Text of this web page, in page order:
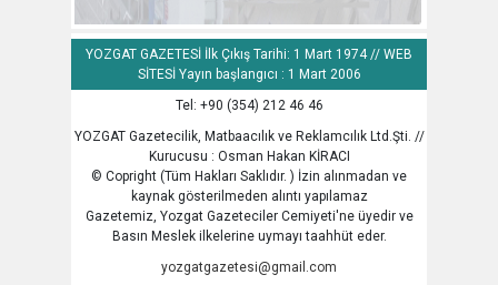
YOZGAT GAZETESİ İlk Çıkış Tarihi: 1 Mart 1974 // WEB
SİTESİ Yayın başlangıcı : 1 Mart 2006
Tel: +90 (354) 212 46 46
YOZGAT Gazetecilik, Matbaacılık ve Reklamcılık Ltd.Şti. //
Kurucusu : Osman Hakan KİRACI
© Copright (Tüm Hakları Saklıdır. ) İzin alınmadan ve
kaynak gösterilmeden alıntı yapılamaz
Gazetemiz, Yozgat Gazeteciler Cemiyeti'ne üyedir ve
Basın Meslek ilkelerine uymayı taahhüt eder.
yozgatgazetesi@gmail.com